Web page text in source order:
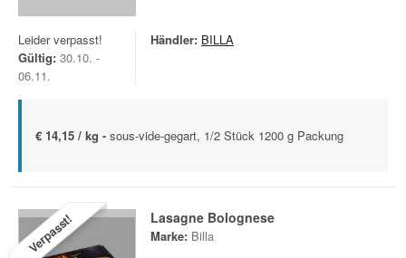
Leider verpasst!
Gültig: 30.10. -
06.11.
Händler: BILLA
€ 14,15 / kg - sous-vide-gegart, 1/2 Stück 1200 g Packung
Verpasst! Lasagne Bolognese
Marke: Billa